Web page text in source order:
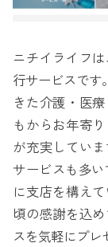
ニチイライフ
行サービスです
きた介護・医
もからお年寄
が充実してい
サービスも多
に支店を構え
頃の感謝を込
スを気軽にプレ